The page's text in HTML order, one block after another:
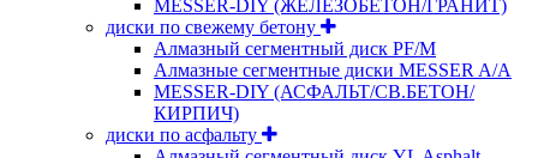
MESSER-DIY (ЖЕЛЕЗОБЕТОН/ГРАНИТ)
диски по свежему бетону
Алмазный сегментный диск PF/M
Алмазные сегментные диски MESSER A/A
MESSER-DIY (АСФАЛЬТ/СВ.БЕТОН/
КИРПИЧ)
диски по асфальту